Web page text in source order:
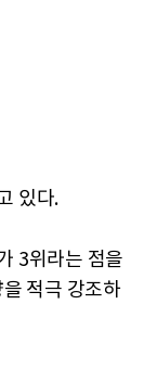
있다.
3위라는 점을
적극 강조하